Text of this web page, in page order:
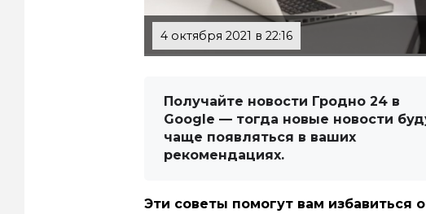
4 октября 2021 в 22:16
Получайте новости Гродно 24 в
Google — тогда новые новости
чаще появляться в ваших
рекомендациях.
Эти советы помогут вам избавиться